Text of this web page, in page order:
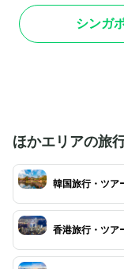
1日たっぷり楽しめ
インフィニティプー
宿泊している方だけ
シンガ
ほかエリアの旅
韓国旅行・ツア
香港旅行・ツア